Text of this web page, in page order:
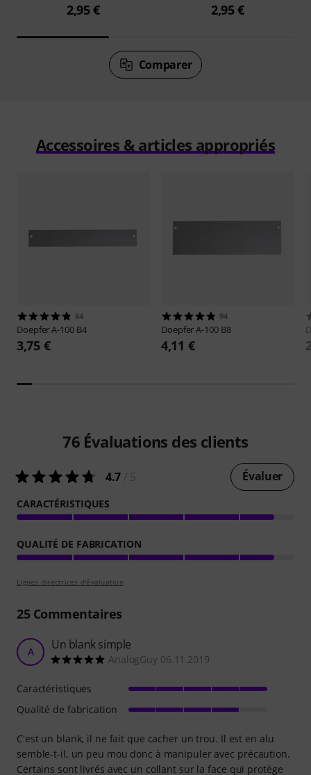
2,95 € 2,95 €
Comparer
Accessoires & articles appropriés
84
DoepferA-100 B4
3,75 €
94
DoepferA-100 B8
4,11 €
76 Évaluations des clients
4.7 Évaluer
CARACTÉRISTIQUES
QUALITÉ DE FABRICATION
Lignes directrices d'évaluation
25Commentaires
A Un blank simple
AnalogGuy 06.11.2019
C'est un blank, il ne fait que cacher un trou. Il est en alu
semble-t-il, un peu mou donc à manipuler avec précaution.
Certains sont livrés avec un collant sur la face qui protège
Caractéristiques
Qualité de fabrication